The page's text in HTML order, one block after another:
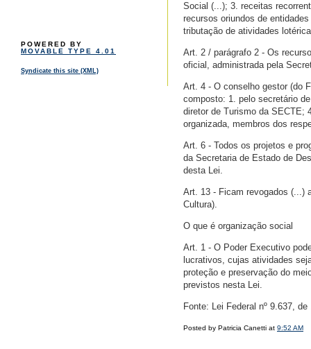
POWERED BY
MOVABLE TYPE 4.01
Syndicate this site (XML)
Social (...); 3. receitas
recursos oriundos de
tributação de atividades
Art. 2 / parágrafo 2 - Os
oficial, administrada pela
Art. 4 - O conselho gestor (do
composto: 1. pelo secretário
diretor de Turismo da SECTE;
organizada, membros dos
Art. 6 - Todos os projetos e
da Secretaria de Estado de
desta Lei.
Art. 13 - Ficam revogados (...)
Cultura).
O que é organização social
Art. 1 - O Poder Executivo
lucrativos, cujas atividades
proteção e preservação do
previstos nesta Lei.
Fonte: Lei Federal nº 9.637,
Posted by Patricia Canetti at 9:52 AM